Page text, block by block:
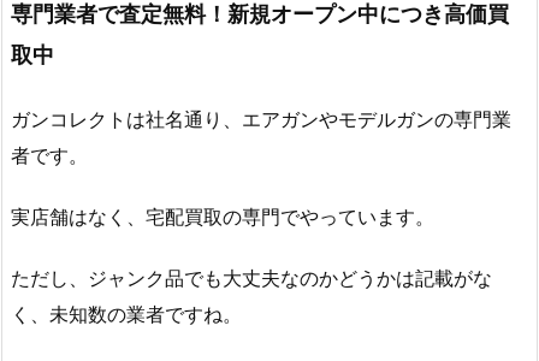
専門業者で査定無料！新規オープン中につき高価買
取中
ガンコレクトは社名通り、エアガンやモデルガンの専門業
者です。
実店舗はなく、宅配買取の専門でやっています。
ただし、ジャンク品でも大丈夫なのかどうかは記載がな
く、未知数の業者ですね。